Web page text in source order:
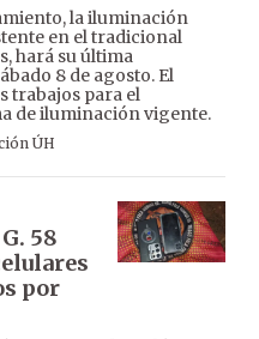
la iluminación
en el tradicional
hará su última
8 de agosto. El
trabajos para el
de iluminación vigente.
ÚH
58
por